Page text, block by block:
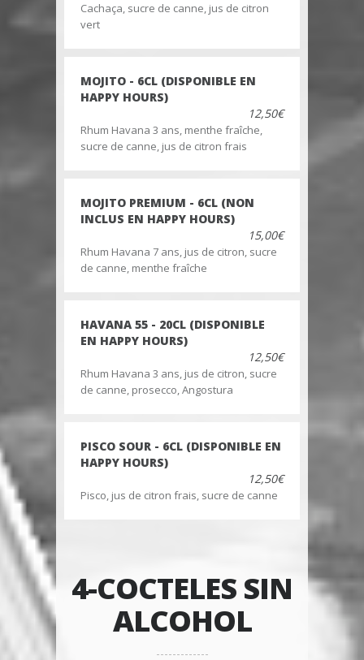
Cachaça, sucre de canne, jus de citron
vert
MOJITO - 6CL (DISPONIBLE EN
HAPPY HOURS)
12,50€
Rhum Havana 3 ans, menthe fraîche,
sucre de canne, jus de citron frais
MOJITO PREMIUM - 6CL (NON
INCLUS EN HAPPY HOURS)
15,00€
Rhum Havana 7 ans, jus de citron, sucre
de canne, menthe fraîche
HAVANA 55 - 20CL (DISPONIBLE
EN HAPPY HOURS)
12,50€
Rhum Havana 3 ans, jus de citron, sucre
de canne, prosecco, Angostura
PISCO SOUR - 6CL (DISPONIBLE EN
HAPPY HOURS)
12,50€
Pisco, jus de citron frais, sucre de canne
4-COCTELES SIN
ALCOHOL